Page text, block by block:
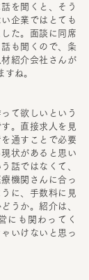
を聞くと、そう
企業ではとても
た。面談に同席
も聞くので、条
紹介会社さんが
すね。
て欲しいという
。直接求人を見
通すことで必要
状があると思い
話ではなくて、
機関さんに合っ
に、手数料に見
うか。紹介は、
にも関わってく
いけないと思っ